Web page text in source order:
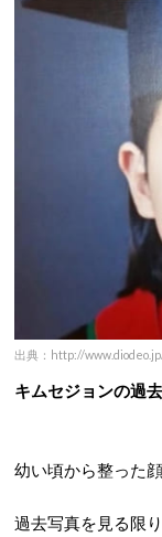
出典：http://
キムセジョンの過
幼い頃から整った
過去写真を見る限